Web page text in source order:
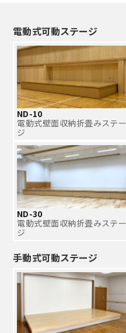
電動式可動ステージ
ND-10
電動式壁面収納折畳みステー
ジ
ND-30
電動式壁面収納折畳みステー
ジ
手動式可動ステージ